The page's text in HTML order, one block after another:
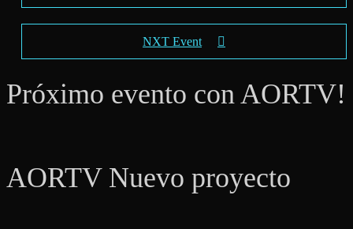
NXT Event
Próximo evento con AORTV!
AORTV Nuevo proyecto